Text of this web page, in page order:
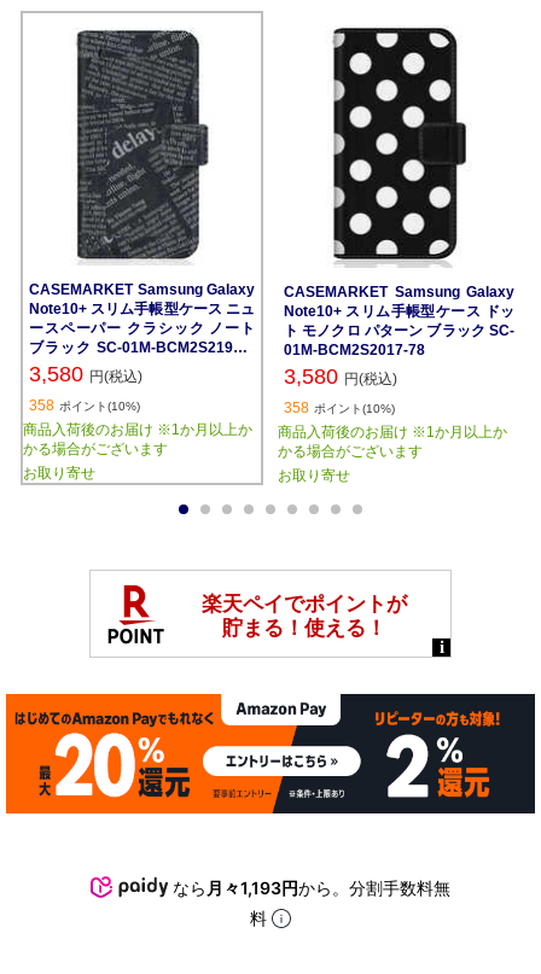
CASEMARKET Samsung Galaxy
Note10+ スリム手帳型ケース ニュ
ースペーパー クラシック ノート
ブラック SC-01M-BCM2S2192-7
8
3,580 円(税込)
358 ポイント(10%)
商品入荷後のお届け ※1か月以上か
かる場合がございます
お取り寄せ
CASEMARKET Samsung Galaxy
Note10+ スリム手帳型ケース ドッ
ト モノクロ パターン ブラック SC-
01M-BCM2S2017-78
3,580 円(税込)
358 ポイント(10%)
商品入荷後のお届け ※1か月以上か
かる場合がございます
お取り寄せ
なら 月々1,193円から。分割手数料無
料